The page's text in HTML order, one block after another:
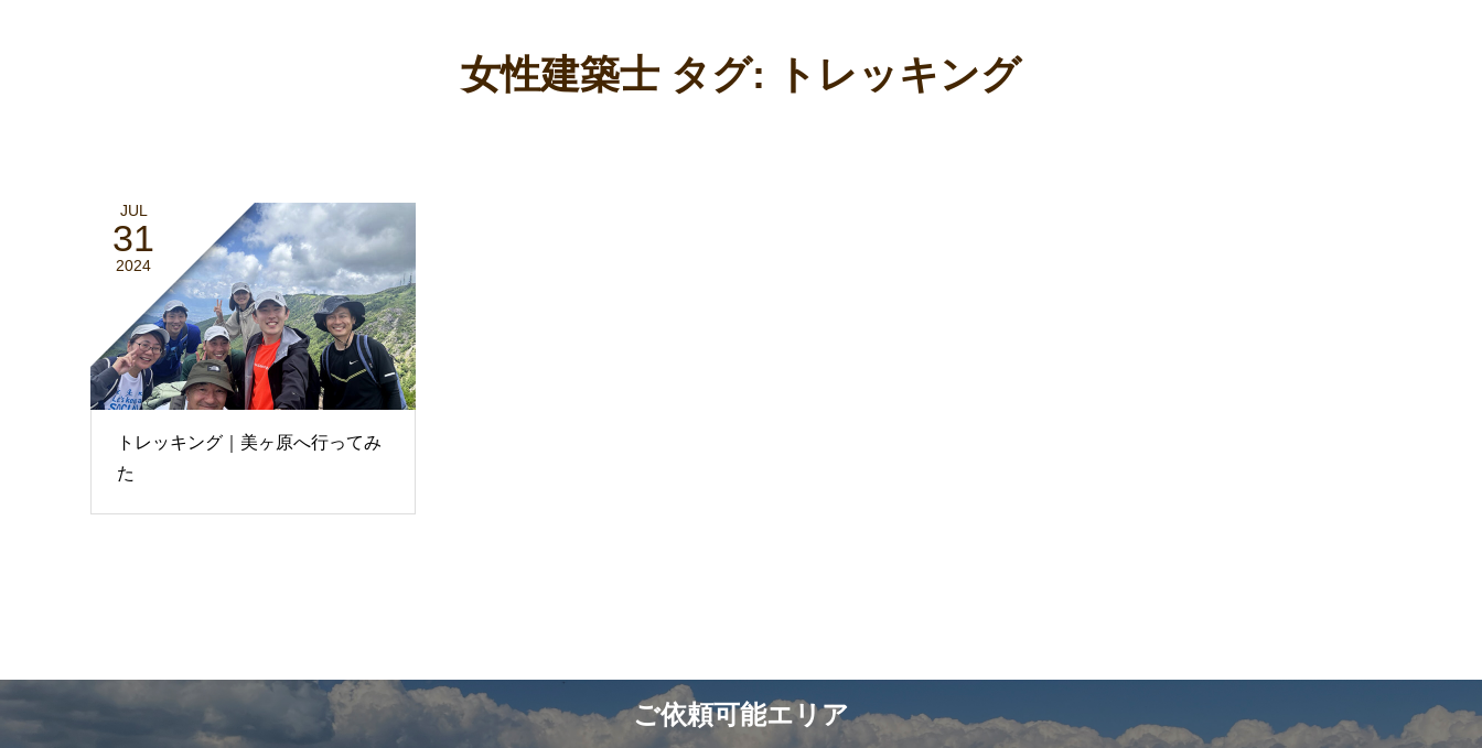
女性建築士 タグ: トレッキング
JUL
31
2024
トレッキング｜美ヶ原へ行ってみ
た
ご依頼可能エリア